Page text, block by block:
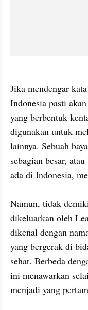
Jika mendengar
Indonesia pasti
yang berbentuk
digunakan untuk
lainnya. Sebuah
sebagian besar,
ada di Indonesia,
Namun, tidak
dikeluarkan oleh
dikenal dengan
yang bergerak di
sehat. Berbeda
ini menawarkan
menjadi yang